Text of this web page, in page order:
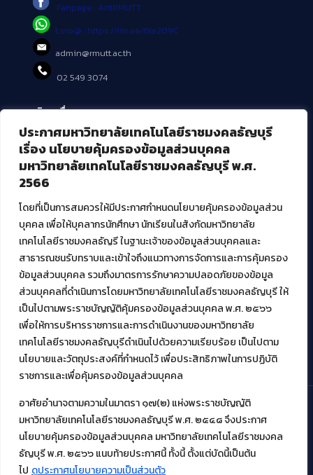
ประกาศมหาวิทยาลัยเทคโนโลยีราชมงคลธัญบุรี
เรื่อง นโยบายคุ้มครองข้อมูลส่วนบุคคล
มหาวิทยาลัยเทคโนโลยีราชมงคลธัญบุรี พ.ศ.
2566
โดยที่เป็นการสมควรให้มีประกาศกำหนดนโยบายคุ้มครองข้อมูลส่วน
บุคคล เพื่อให้บุคลากรนักศึกษา นักเรียนในสังกัดมหาวิทยาลัย
เทคโนโลยีราชมงคลธัญรี ในฐานะเจ้าของข้อมูลส่วนบุคคลและ
สาธารณชนรับทราบและเข้าใจถึงแนวทางการจัดการและการคุ้มครอง
ข้อมูลส่วนบุคคล รวมถึงมาตรการรักษาความปลอดภัยของข้อมูล
ส่วนบุคคลที่ดำเนินการโดยมหาวิทยาลัยเทคโนโลยีราชมงคลธัญบุรี ให้
เป็นไปตามพระราชบัญญัติคุ้มครองข้อมูลส่วนบุคคล พ.ศ. ๒๕๖๖
เพื่อให้การบริหารราชการและการดำเนินงานของมหาวิทยาลัย
เทคโนโลยีราชมงคลธัญบุรีดำเนินไปด้วยความเรียบร้อย เป็นไปตาม
นโยบายและวัตถุประสงค์ที่กำหนดไว้ เพื่อประสิทธิภาพในการปฏิบัติ
ราชการและเพื่อคุ้มครองข้อมูลส่วนบุคคล
อาศัยอำนาจตามความในมาตรา ๑๗(๒) แห่งพระราชบัญญัติ
มหาวิทยาลัยเทคโนโลยีราชมงคลธัญบุรี พ.ศ. ๒๕๔๘ จึงประกาศ
นโยบายคุ้มครองข้อมูลส่วนบุคคล มหาวิทยาลัยเทคโนโลยีราชมงคล
ธัญบุรี พ.ศ. ๒๕๖๖ แนบท้ายประกาศนี้ ทั้งนี้ ตั้งแต่บัดนี้เป็นต้น
ไป ดูประกาศนโยบายความเป็นส่วนตัว
Fanpage : AritRMUTT
Line@ : https://lin.ee/tXe209C
admin@rmutt.ac.th
02 549 3074
บริการอื่นๆ ของ สวส.
ศูนย์สื่อดิจิทัล
ศูนย์นวัตกรรมและความรู้
ศูนย์พัฒนาและบริการนวัตกรรมดิจิทัล
สมัยใหม่ (MoSeC)
งานบริการวิชาการให้กับหน่วยงานภายนอก
โครงการส่งเสริมและพัฒนาผู้ประกอบการ SME โดย. มทร.ธัญบุรี
กิจกรรมการเชื่อมโยงเครือข่ายผู้ให้บริการเครื่องจักรกลทางการ
เกษตร ภายใต้โครงการส่งเสริมการรแปรรูปสินค้าเกษตรระดับชุมชน
กรมส่งเสริมอุตสาหกรรม
โครงการยกระดับเศรษฐกิจและสังคมรายตำบลแบบบูรณาการ (1
ตำบล 1 มหาวิทยาลัย)
© 2021 สำนักวิทยบริการและเทคโนโลยีสารสนเทศ มหาวิทยาลัย
เทคโนโลยีราชมงคลธัญบุรี